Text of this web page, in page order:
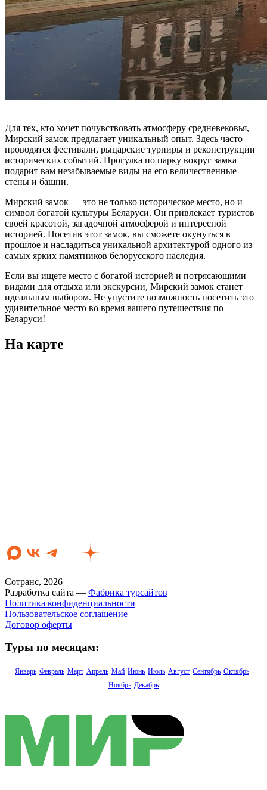
Для тех, кто хочет почувствовать атмосферу средневековья,
Мирский замок предлагает уникальный опыт. Здесь часто
проводятся фестивали, рыцарские турниры и реконструкции
исторических событий. Прогулка по парку вокруг замка
подарит вам незабываемые виды на его величественные
стены и башни.
Мирский замок — это не только историческое место, но и
символ богатой культуры Беларуси. Он привлекает туристов
своей красотой, загадочной атмосферой и интересной
историей. Посетив этот замок, вы сможете окунуться в
прошлое и насладиться уникальной архитектурой одного из
самых ярких памятников белорусского наследия.
Если вы ищете место с богатой историей и потрясающими
видами для отдыха или экскурсии, Мирский замок станет
идеальным выбором. Не упустите возможность посетить это
удивительное место во время вашего путешествия по
Беларуси!
На карте
Сотранс, 2026
Разработка сайта — Фабрика турсайтов
Политика конфиденциальности
Пользовательское соглашение
Договор оферты
Туры по месяцам:
Январь Февраль Март Апрель Май Июнь Июль Август Сентябрь Октябрь
Ноябрь Декабрь